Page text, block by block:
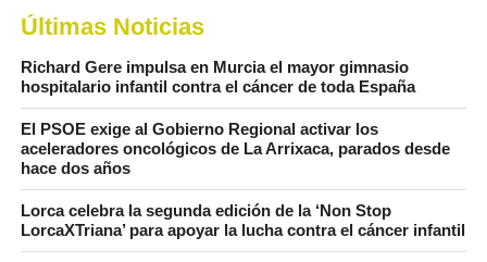
Últimas Noticias
Richard Gere impulsa en Murcia el mayor gimnasio
hospitalario infantil contra el cáncer de toda España
El PSOE exige al Gobierno Regional activar los
aceleradores oncológicos de La Arrixaca, parados desde
hace dos años
Lorca celebra la segunda edición de la ‘Non Stop
LorcaXTriana’ para apoyar la lucha contra el cáncer infantil